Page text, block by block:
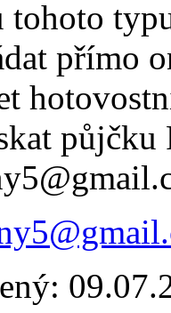
tohoto
přímo